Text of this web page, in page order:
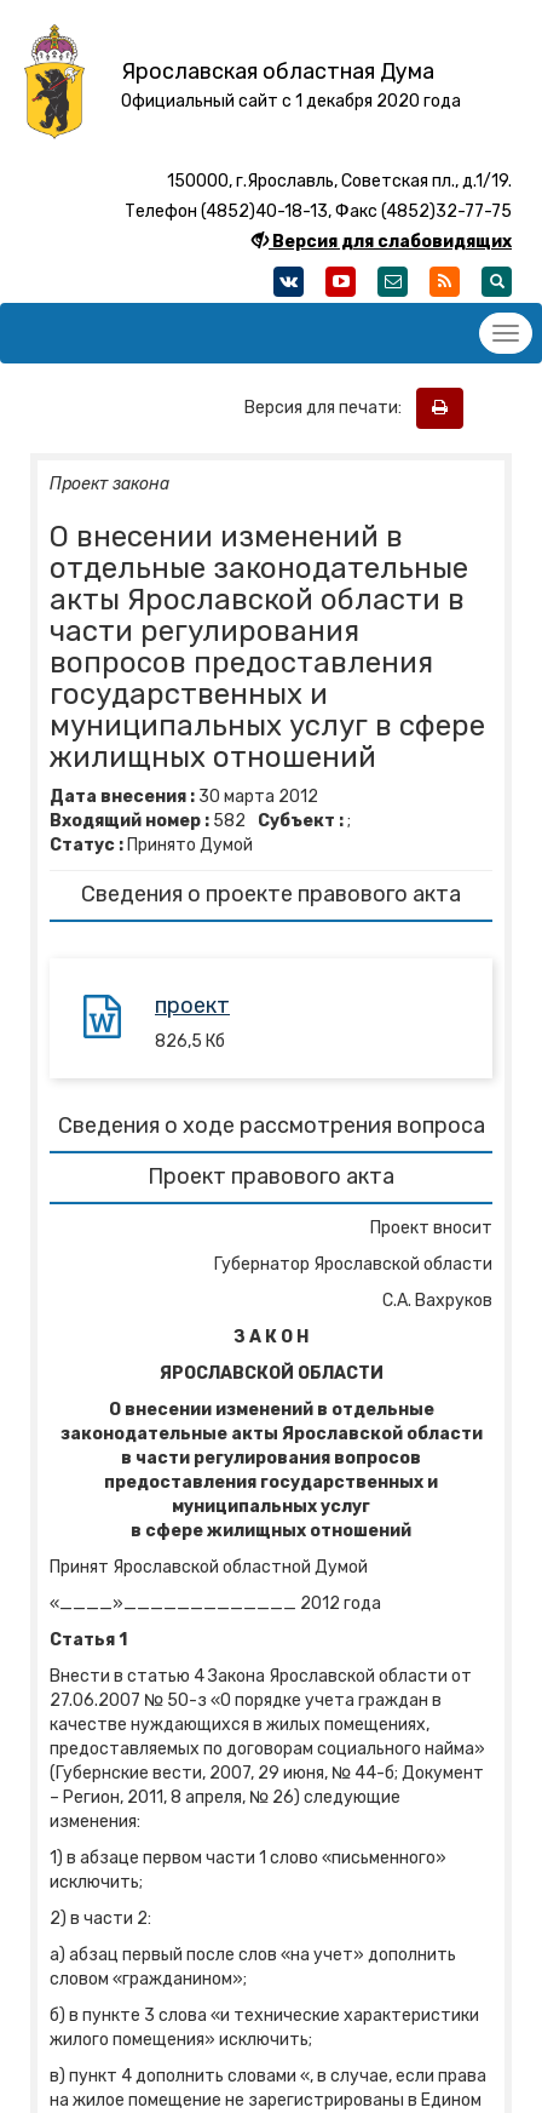
Ярославская областная Дума
Официальный сайт с 1 декабря 2020 года
150000, г.Ярославль, Советская пл., д.1/19.
Телефон (4852)40-18-13, Факс (4852)32-77-75
Версия для слабовидящих
Версия для печати:
Проект закона
О внесении изменений в
отдельные законодательные
акты Ярославской области в
части регулирования
вопросов предоставления
государственных и
муниципальных услуг в сфере
жилищных отношений
Дата внесения : 30 марта 2012
Входящий номер : 582 Субъект :;
Статус : Принято Думой
Сведения о проекте правового акта
проект
826,5 Кб
Сведения о ходе рассмотрения вопроса
Проект правового акта
Проект вносит
Губернатор Ярославской области
С.А. Вахруков
З А К О Н
ЯРОСЛАВСКОЙ ОБЛАСТИ
О внесении изменений в отдельные
законодательные акты Ярославской области
в части регулирования вопросов
предоставления государственных и
муниципальных услуг
в сфере жилищных отношений
Принят Ярославской областной Думой
«____»_____________ 2012 года
Статья 1
Внести в статью 4 Закона Ярославской области от
27.06.2007 № 50-з «О порядке учета граждан в
качестве нуждающихся в жилых помещениях,
предоставляемых по договорам социального найма»
(Губернские вести, 2007, 29 июня, № 44-б; Документ
– Регион, 2011, 8 апреля, № 26) следующие
изменения:
1) в абзаце первом части 1 слово «письменного»
исключить;
2) в части 2:
а) абзац первый после слов «на учет» дополнить
словом «гражданином»;
б) в пункте 3 слова «и технические характеристики
жилого помещения» исключить;
в) пункт 4 дополнить словами «, в случае, если права
на жилое помещение не зарегистрированы в Едином